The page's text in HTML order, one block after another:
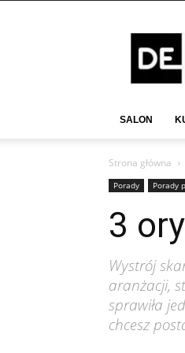
Deko-
Rady.pl
SALON
Strona główna
Porady Porady
3
Wystrój
aranżacji,
sprawiła
chcesz